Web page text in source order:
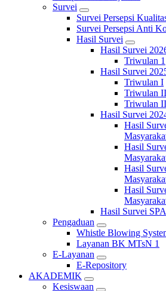
Survei
Survei Persepsi
Survei Persepsi Anti
Hasil Survei
Hasil Survei
Triwulan 1
Hasil Survei
Triwulan I
Triwulan II
Triwulan
Hasil Survei
Hasil
Hasil
Hasil
Hasil
Hasil Survei
Pengaduan
Whistle Blowing
Layanan BK MTsN 1
E-Layanan
E-Repository
AKADEMIK
Kesiswaan